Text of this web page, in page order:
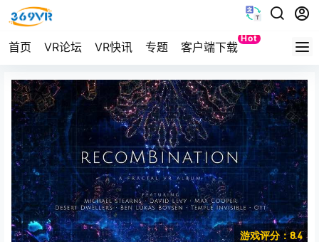
首页 VR论坛 VR快讯 专题 客户端下载
Hot
Quest
游戏评分：8.4